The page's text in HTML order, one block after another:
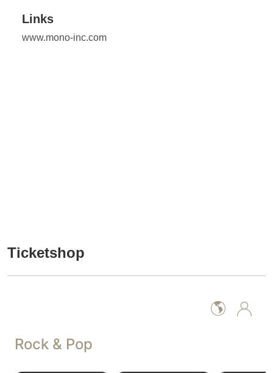
Links
www.mono-inc.com
Ticketshop